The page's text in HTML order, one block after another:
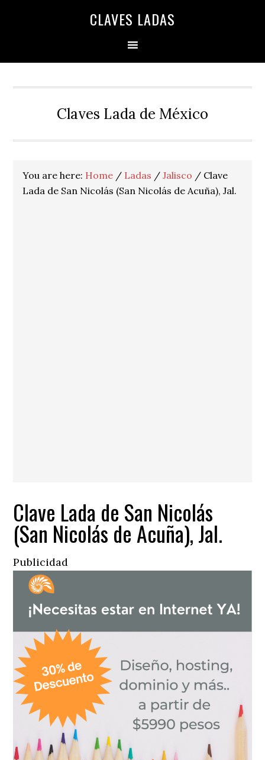
CLAVES LADAS
Claves Lada de México
You are here: Home / Ladas / Jalisco / Clave
Lada de San Nicolás (San Nicolás de Acuña), Jal.
Clave Lada de San Nicolás
(San Nicolás de Acuña), Jal.
Publicidad